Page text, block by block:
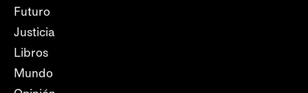
Futuro
Justicia
Libros
Mundo